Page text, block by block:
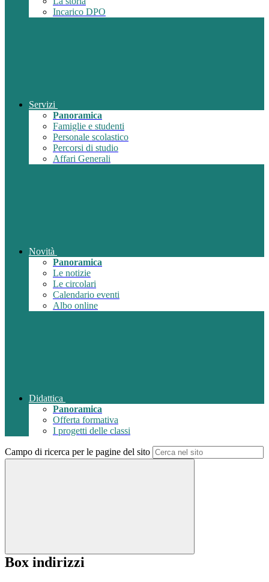
Incarico DPO
Servizi
Panoramica
Famiglie e studenti
Personale scolastico
Percorsi di studio
Affari Generali
Novità
Panoramica
Le notizie
Le circolari
Calendario eventi
Albo online
Didattica
Panoramica
Offerta formativa
I progetti delle classi
Campo di ricerca per le pagine del sito
Box indirizzi